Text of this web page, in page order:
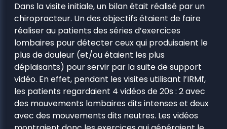
Dans la visite initiale, un bilan était réalisé par un
chiropracteur. Un des objectifs étaient de faire
réaliser au patients des séries d’exercices
lombaires pour détecter ceux qui produisaient le
plus de douleur (et/ou étaient les plus
déplaisants) pour servir par la suite de support
vidéo. En effet, pendant les visites utilisant l’IRMf,
les patients regardaient 4 vidéos de 20s : 2 avec
des mouvements lombaires dits intenses et deux
avec des mouvements dits neutres. Les vidéos